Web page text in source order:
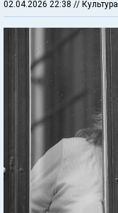
02.04.2026 22:38 // Культура